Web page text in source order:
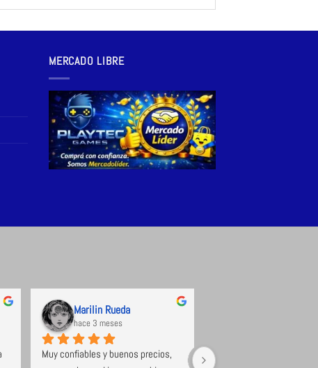
MERCADO LIBRE
Marilin Rueda
hace 3 meses
Muy confiables y buenos precios,
Excelente tienda de